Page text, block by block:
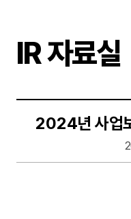
IR 자료실
2024년 사업